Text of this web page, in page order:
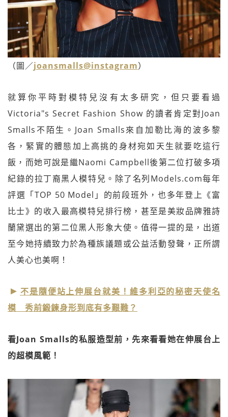
（圖／joansmalls@instagram）
就算你平時對模特兒沒有太多研究，但只要看過
Victoria"s Secret Fashion Show 的讀者肯定對Joan
Smalls不陌生。Joan Smalls來自加勒比海的波多黎
各，緊實的體態加上高挑的身材宛如天生就要吃這行
飯，而她可說是繼Naomi Campbell後第二位打破多項
紀錄的拉丁裔黑人模特兒。除了名列Models.com每年
評選「TOP 50 Model」的前段班外，也多年登上《富
比士》的收入最高模特兒排行榜，甚至是美妝品牌雅詩
蘭黛選出的第二位黑人形象大使。值得一提的是，出道
至今她持續致力於為種族議題或公益活動發聲，正所謂
人美心也美啊！
不是隨便站上伸展台就美！維多利亞的秘密天使名
模 秀前鍛鍊身形到底有多艱難？
看Joan Smalls的私服造型前，先來看看她在伸展台上
的超模風範！